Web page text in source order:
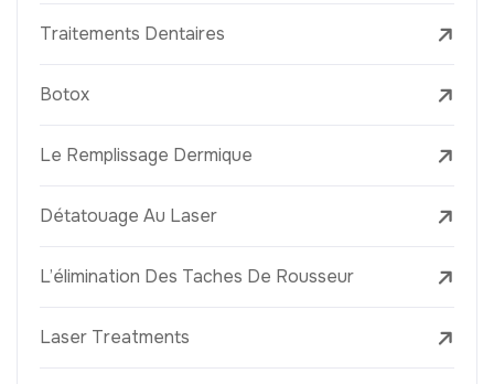
Traitements Dentaires
Botox
Le Remplissage Dermique
Détatouage Au Laser
L’élimination Des Taches De Rousseur
Laser Treatments